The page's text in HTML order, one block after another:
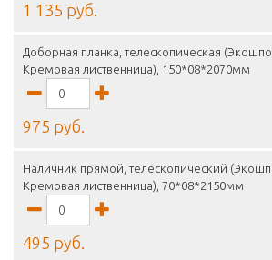
1 135 руб.
Доборная планка, телескопическая
Кремовая лиственница), 150*08*2070мм
975 руб.
Наличник прямой, телескопический
Кремовая лиственница), 70*08*2150мм
495 руб.